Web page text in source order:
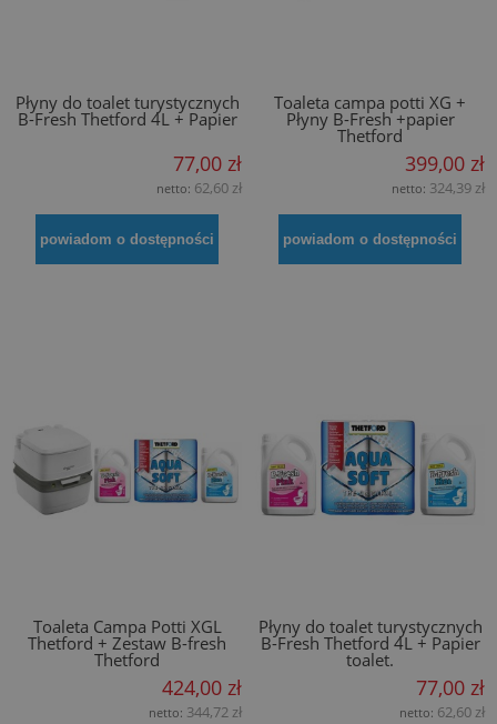
Płyny do toalet turystycznych
B-Fresh Thetford 4L + Papier
77,00 zł
netto: 62,60 zł
powiadom o dostępności
Toaleta campa potti XG +
Płyny B-Fresh +papier
Thetford
399,00 zł
netto: 324,39 zł
powiadom o dostępności
Toaleta Campa Potti XGL
Thetford + Zestaw B-fresh
Thetford
424,00 zł
netto: 344,72 zł
Płyny do toalet turystycznych
B-Fresh Thetford 4L + Papier
toalet.
77,00 zł
netto: 62,60 zł